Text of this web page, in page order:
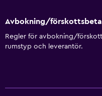
Avbokning/
Regler för avbokning/
rumstyp och leverantör.